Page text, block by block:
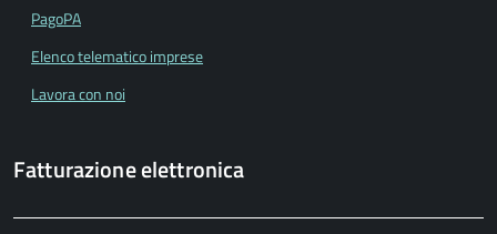
PagoPA
Elenco telematico imprese
Lavora con noi
Fatturazione elettronica